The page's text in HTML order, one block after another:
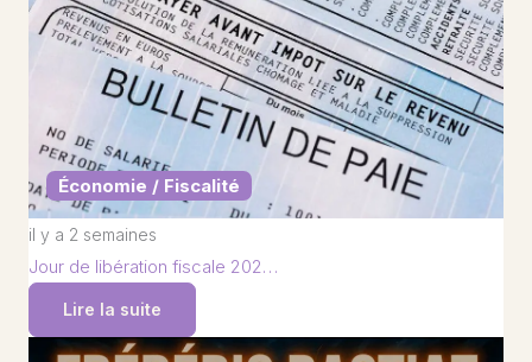
Économie / Fiscalité
il y a 2 semaines
Jour de libération fiscale 202…
Lire la suite